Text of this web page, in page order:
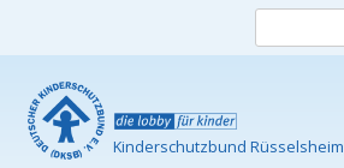
Kinderschutzbund Rüsselsheim